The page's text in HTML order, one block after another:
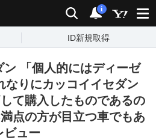
検索 通知
i
ID新規取得
「個人的にはディーゼ
なりにカッコイイセダン
て購入したものであるの
点の方が目立つ車でもあ
ビュー